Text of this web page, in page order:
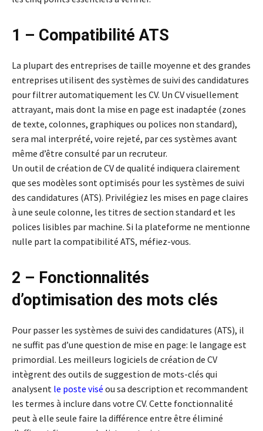
1 – Compatibilité ATS
La plupart des entreprises de taille moyenne et des grandes
entreprises utilisent des systèmes de suivi des candidatures
pour filtrer automatiquement les CV. Un CV visuellement
attrayant, mais dont la mise en page est inadaptée (zones
de texte, colonnes, graphiques ou polices non standard),
sera mal interprété, voire rejeté, par ces systèmes avant
même d’être consulté par un recruteur.
Un outil de création de CV de qualité indiquera clairement
que ses modèles sont optimisés pour les systèmes de suivi
des candidatures (ATS). Privilégiez les mises en page claires
à une seule colonne, les titres de section standard et les
polices lisibles par machine. Si la plateforme ne mentionne
nulle part la compatibilité ATS, méfiez-vous.
2 – Fonctionnalités
d’optimisation des mots clés
Pour passer les systèmes de suivi des candidatures (ATS), il
ne suffit pas d’une question de mise en page: le langage est
primordial. Les meilleurs logiciels de création de CV
intègrent des outils de suggestion de mots-clés qui
analysent le poste visé ou sa description et recommandent
les termes à inclure dans votre CV. Cette fonctionnalité
peut à elle seule faire la différence entre être éliminé